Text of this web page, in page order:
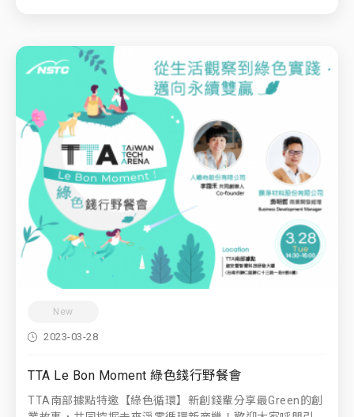
New
2023-03-28
TTA Le Bon Moment 綠色錢行野餐會
TTA南部據點特邀【綠色循環】新創錢輩分享最Green的創